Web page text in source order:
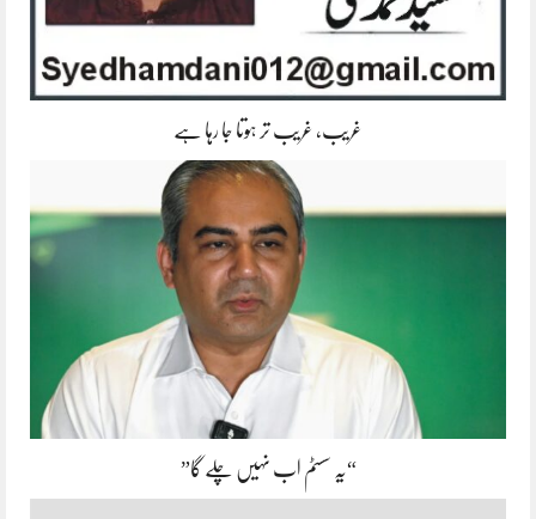
غریب، غریب تر ہوتا جا رہا ہے
“یہ سسٹم اب نہیں چلے گا”